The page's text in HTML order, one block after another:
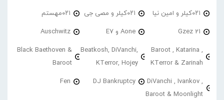
۰۲۱کیلر و امین نیا ۰۲۱کیلر و مصی جی ۰۲۱مهستم
21 Gzez Aone و E7 Auschwitz
Baroot , Katarina ,
KTerror & Zarinah
Beatkosh, DiVanchi,
KTerror, Hojey
Black Baethoven &
Baroot
DiVanchi , Ivankov ,
Baroot & Moonlight
DJ Bankruptcy
Fen